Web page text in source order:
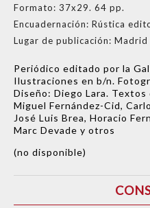
Formato: 37x29. 64 pp.
Encuadernación: Rústica
Lugar de publicación: Madrid
Periódico editado por la
Ilustraciones en b/n.
Diseño: Diego Lara. Textos
Miguel Fernández-Cid,
José Luis Brea, Horacio
Marc Devade y otros
(no disponible)